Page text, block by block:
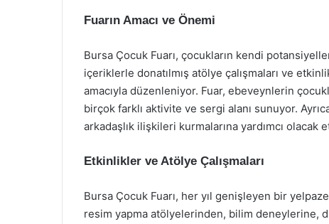
Fuarın Amacı ve Önemi
Bursa Çocuk Fuarı, çocukların kendi
içeriklerle donatılmış atölye çalışmaları ve
amacıyla düzenleniyor. Fuar, ebeveynlerin
birçok farklı aktivite ve sergi alanı sunuyor.
arkadaşlık ilişkileri kurmalarına yardımcı olacak
Etkinlikler ve Atölye Çalışmaları
Bursa Çocuk Fuarı, her yıl genişleyen bir
resim yapma atölyelerinden, bilim deneylerine,